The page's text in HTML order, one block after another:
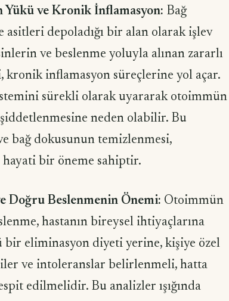
ve Kronik İnflamasyon: Bağ
depoladığı bir alan olarak işlev
ve beslenme yoluyla alınan zararlı
inflamasyon süreçlerine yol açar.
sürekli olarak uyararak otoimmün
şiddetlenmesine neden olabilir. Bu
bağ dokusunun temizlenmesi,
hayati bir öneme sahiptir.
Doğru Beslenmenin Önemi: Otoimmün
hastanın bireysel ihtiyaçlarına
eliminasyon diyeti yerine, kişiye özel
ve intoleranslar belirlenmeli, hatta
edilmelidir. Bu analizler ışığında